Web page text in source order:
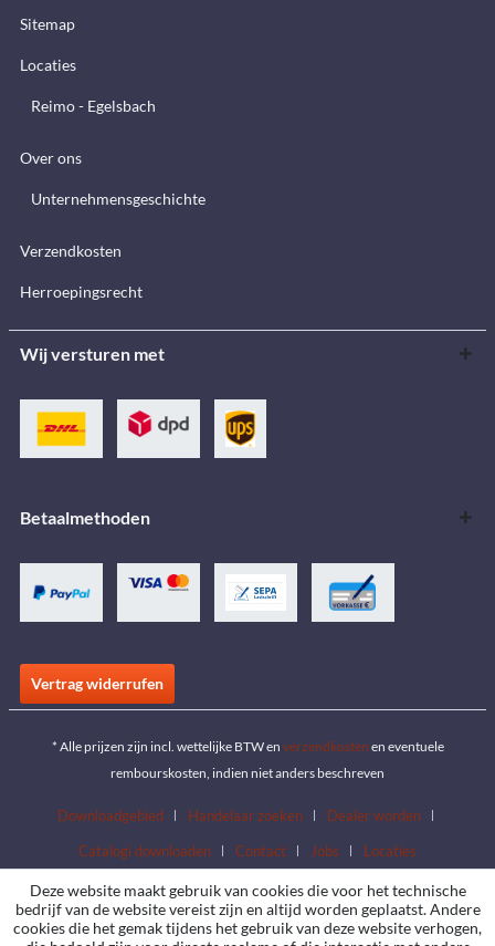
Sitemap
Locaties
Reimo - Egelsbach
Over ons
Unternehmensgeschichte
Verzendkosten
Herroepingsrecht
Wij versturen met
Betaalmethoden
Vertrag widerrufen
* Alle prijzen zijn incl. wettelijke BTW en verzendkosten en eventuele
rembourskosten, indien niet anders beschreven
Downloadgebied Handelaar zoeken
Dealer worden
Catalogi downloaden
Contact Jobs Locaties
Deze website maakt gebruik van cookies die voor het technische
bedrijf van de website vereist zijn en altijd worden geplaatst. Andere
cookies die het gemak tijdens het gebruik van deze website verhogen,